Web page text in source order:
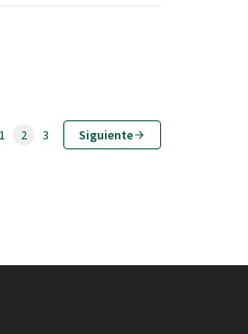
1 2 3 Siguiente